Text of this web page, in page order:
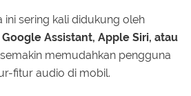
ini sering kali didukung oleh
Google Assistant, Apple Siri, atau
memudahkan pengguna
fitur audio di mobil.